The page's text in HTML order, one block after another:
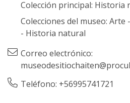
Colección principal: Historia
Colecciones del museo: Arte -
- Historia natural
Correo electrónico:
Teléfono: +56995741721